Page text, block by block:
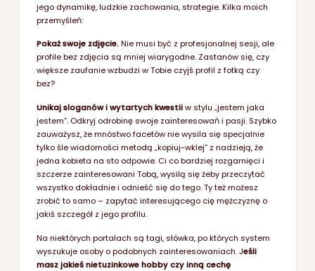
jego dynamikę, ludzkie zachowania, strategie. Kilka moich
przemyśleń:
Pokaż swoje zdjęcie.Nie musi być z profesjonalnej sesji, ale
profile bez zdjęcia są mniej wiarygodne. Zastanów się, czy
większe zaufanie wzbudzi w Tobie czyjś profil z fotką czy
bez?
Unikaj sloganów i wytartych kwestiiw stylu „jestem jaka
jestem”. Odkryj odrobinę swoje zainteresowań i pasji. Szybko
zauważysz, że mnóstwo facetów nie wysila się specjalnie
tylko śle wiadomości metodą „kopiuj-wklej” z nadzieją, że
jedna kobieta na sto odpowie. Ci co bardziej rozgarnięci i
szczerze zainteresowani Tobą, wysilą się żeby przeczytać
wszystko dokładnie i odnieść się do tego. Ty też możesz
zrobić to samo – zapytać interesującego cię mężczyznę o
jakiś szczegół z jego profilu.
Na niektórych portalach są tagi, słówka, po których system
wyszukuje osoby o podobnych zainteresowaniach. Jeśli
masz jakieś nietuzinkowe hobby czy inną cechę